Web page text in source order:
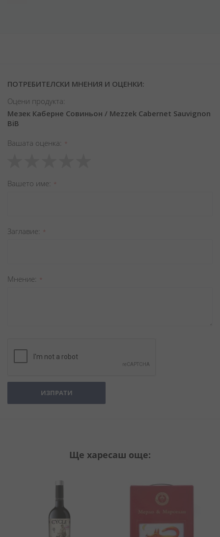
ПОТРЕБИТЕЛСКИ МНЕНИЯ И ОЦЕНКИ:
Оцени продукта:
Мезек Каберне Совиньон / Mezzek Cabernet Sauvignon
BiB
Вашата оценка
star
stars
stars
stars
stars
Вашето име
Заглавиe
Мнение
ИЗПРАТИ
Ще харесаш още: